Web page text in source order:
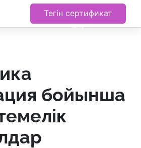
Тегін сертификат
алу
бойынша